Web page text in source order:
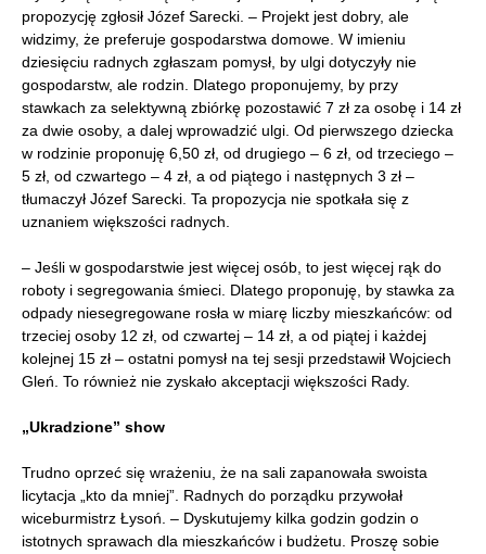
propozycję zgłosił Józef Sarecki. – Projekt jest dobry, ale
widzimy, że preferuje gospodarstwa domowe. W imieniu
dziesięciu radnych zgłaszam pomysł, by ulgi dotyczyły nie
gospodarstw, ale rodzin. Dlatego proponujemy, by przy
stawkach za selektywną zbiórkę pozostawić 7 zł za osobę i 14 zł
za dwie osoby, a dalej wprowadzić ulgi. Od pierwszego dziecka
w rodzinie proponuję 6,50 zł, od drugiego – 6 zł, od trzeciego –
5 zł, od czwartego – 4 zł, a od piątego i następnych 3 zł –
tłumaczył Józef Sarecki. Ta propozycja nie spotkała się z
uznaniem większości radnych.
– Jeśli w gospodarstwie jest więcej osób, to jest więcej rąk do
roboty i segregowania śmieci. Dlatego proponuję, by stawka za
odpady niesegregowane rosła w miarę liczby mieszkańców: od
trzeciej osoby 12 zł, od czwartej – 14 zł, a od piątej i każdej
kolejnej 15 zł – ostatni pomysł na tej sesji przedstawił Wojciech
Gleń. To również nie zyskało akceptacji większości Rady.
„Ukradzione” show
Trudno oprzeć się wrażeniu, że na sali zapanowała swoista
licytacja „kto da mniej”. Radnych do porządku przywołał
wiceburmistrz Łysoń. – Dyskutujemy kilka godzin godzin o
istotnych sprawach dla mieszkańców i budżetu. Proszę sobie